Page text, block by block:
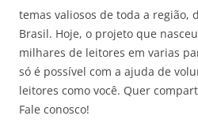
temas valiosos de toda a região,
Brasil. Hoje, o projeto que
milhares de leitores em varias
só é possível com a ajuda de
leitores como você. Quer
Fale conosco!